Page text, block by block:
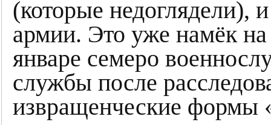
(которые недоглядели),
армии. Это уже намёк
январе семеро
службы после
извращенческие формы